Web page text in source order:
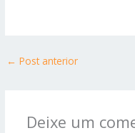
← Post anterior
Deixe um